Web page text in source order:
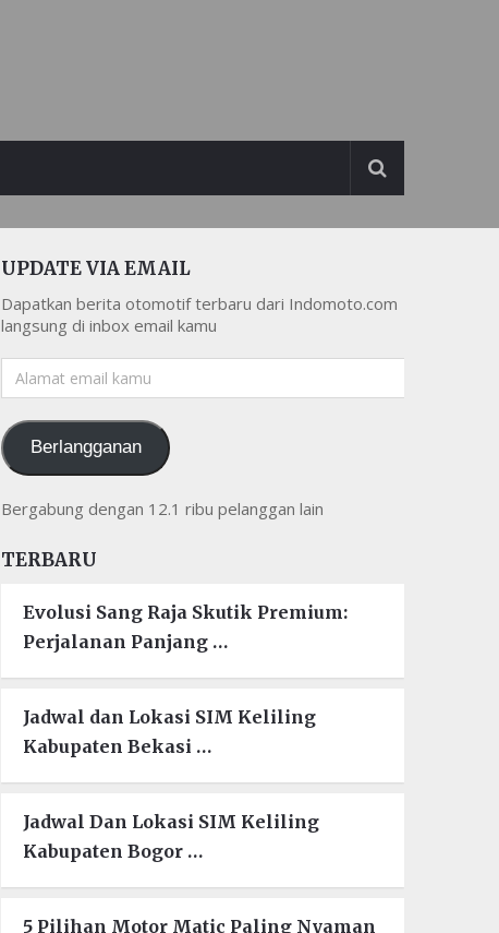
UPDATE VIA EMAIL
Dapatkan berita otomotif terbaru dari Indomoto.com
langsung di inbox email kamu
Alamat
email
Berlangganan
Bergabung dengan 12.1 ribu pelanggan lain
TERBARU
Evolusi Sang Raja Skutik Premium:
Perjalanan Panjang …
Jadwal dan Lokasi SIM Keliling
Kabupaten Bekasi …
Jadwal Dan Lokasi SIM Keliling
Kabupaten Bogor …
5 Pilihan Motor Matic Paling Nyaman